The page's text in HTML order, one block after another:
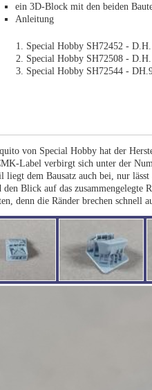
ein 3D-Block mit den beiden
Anleitung
Special Hobby SH72452 -
Special Hobby SH72508 -
Special Hobby SH72544 -
von Special Hobby hat der
Label verbirgt sich unter der
liegt dem Bausatz auch bei, nur
Blick auf das
denn die Ränder brechen schnell